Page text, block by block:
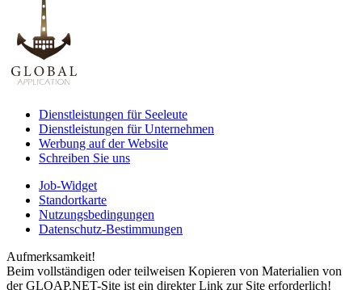
Dienstleistungen für Seeleute
Dienstleistungen für Unternehmen
Werbung auf der Website
Schreiben Sie uns
Job-Widget
Standortkarte
Nutzungsbedingungen
Datenschutz-Bestimmungen
Aufmerksamkeit!
Beim vollständigen oder teilweisen Kopieren von Materialien von
der GLOAP.NET-Site ist ein direkter Link zur Site erforderlich!